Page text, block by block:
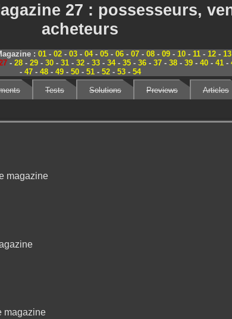
27 : possesseurs,
acheteurs
: 01 - 02 - 03 - 04- 05 - 06 - 07 - 08 - 09 - 10 - 11 - 12 - 13
- 28- 29- 30- 31- 32- 33- 34- 35- 36- 37- 38- 39- 40- 41-
- 47- 48- 49- 50- 51- 52- 53- 54
Tests Solutions Previews Articles
magazine
magazine